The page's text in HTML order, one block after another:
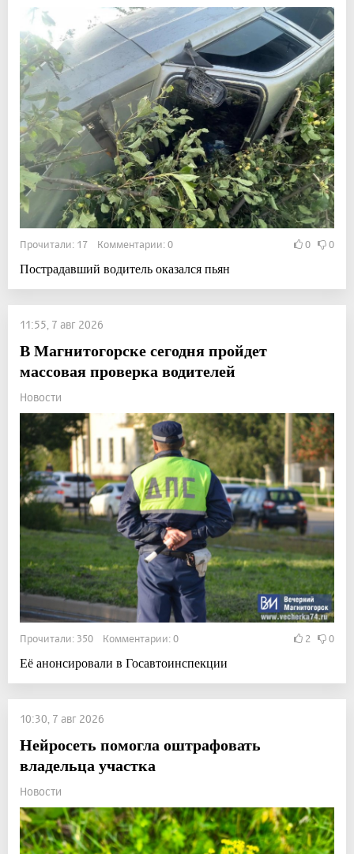
Прочитали: 17 Комментарии: 0 0 0
Пострадавший водитель оказался пьян
11:55, 7 авг 2026
В Магнитогорске сегодня пройдет
массовая проверка водителей
Новости
Прочитали: 350 Комментарии: 0 2 0
Её анонсировали в Госавтоинспекции
10:30, 7 авг 2026
Нейросеть помогла оштрафовать
владельца участка
Новости